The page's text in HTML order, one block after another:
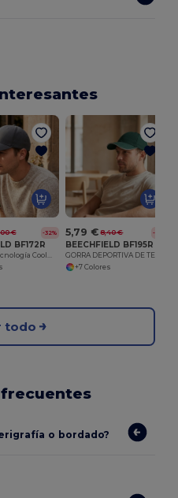
€ -32%
BF172R
Gorra con tecnología Coolmax®
5,79 € 8,40 € -31%
BEECHFIELD BF195R
+7 Colores
todo
o bordado?